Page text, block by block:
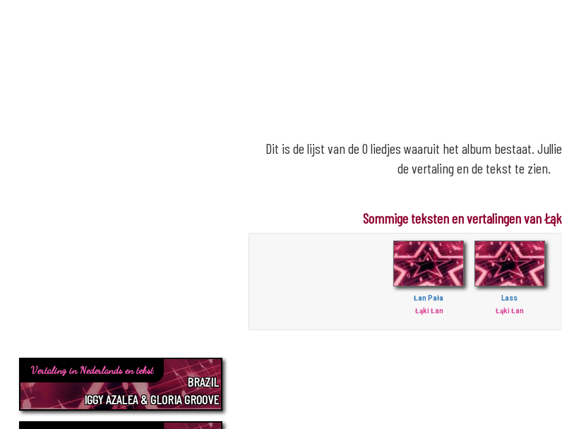
Dit is de lijst van de 0 liedjes waaruit het album bestaat.
de vertaling en de tekst te zien.
Sommige teksten en vertalingen van
Łan Pała
Łąki Łan
Lass
Łąki Łan
Vertaling in Nederlands en tekst
BRAZIL
IGGY AZALEA & GLORIA GROOVE